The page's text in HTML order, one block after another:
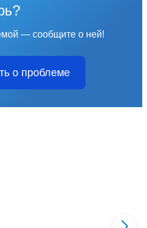
— сообщите о ней!
о проблеме